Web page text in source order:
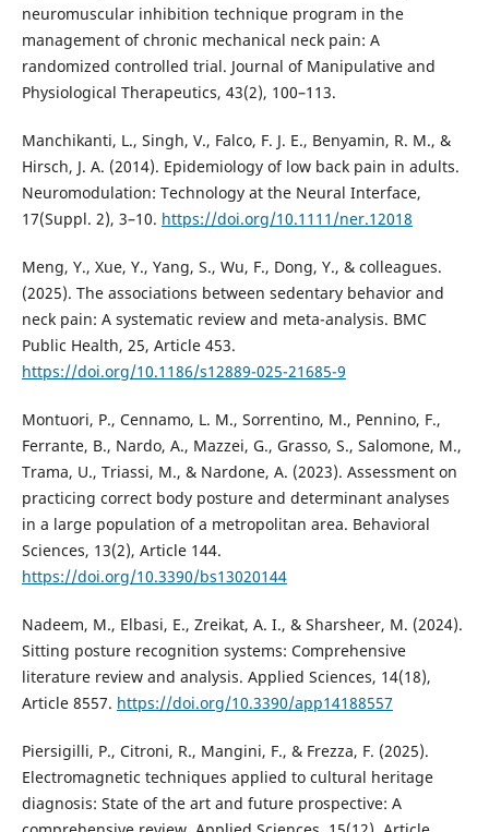
neuromuscular inhibition technique program in the
management of chronic mechanical neck pain: A
randomized controlled trial. Journal of Manipulative and
Physiological Therapeutics, 43(2), 100–113.
Manchikanti, L., Singh, V., Falco, F. J. E., Benyamin, R. M., &
Hirsch, J. A. (2014). Epidemiology of low back pain in adults.
Neuromodulation: Technology at the Neural Interface,
17(Suppl. 2), 3–10. https://doi.org/10.1111/ner.12018
Meng, Y., Xue, Y., Yang, S., Wu, F., Dong, Y., & colleagues.
(2025). The associations between sedentary behavior and
neck pain: A systematic review and meta-analysis. BMC
Public Health, 25, Article 453.
https://doi.org/10.1186/s12889-025-21685-9
Montuori, P., Cennamo, L. M., Sorrentino, M., Pennino, F.,
Ferrante, B., Nardo, A., Mazzei, G., Grasso, S., Salomone, M.,
Trama, U., Triassi, M., & Nardone, A. (2023). Assessment on
practicing correct body posture and determinant analyses
in a large population of a metropolitan area. Behavioral
Sciences, 13(2), Article 144.
https://doi.org/10.3390/bs13020144
Nadeem, M., Elbasi, E., Zreikat, A. I., & Sharsheer, M. (2024).
Sitting posture recognition systems: Comprehensive
literature review and analysis. Applied Sciences, 14(18),
Article 8557. https://doi.org/10.3390/app14188557
Piersigilli, P., Citroni, R., Mangini, F., & Frezza, F. (2025).
Electromagnetic techniques applied to cultural heritage
diagnosis: State of the art and future prospective: A